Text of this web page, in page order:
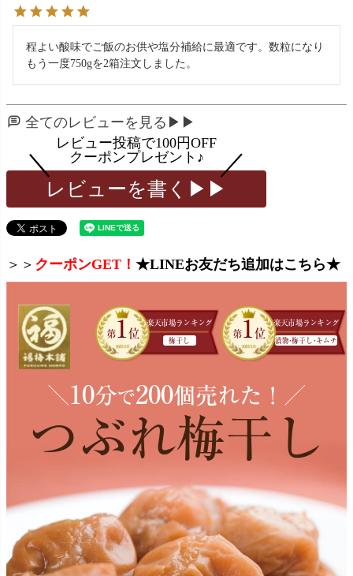
程よい酸味でご飯のお供や塩分補給に最適です。数粒になり
もう一度750gを2箱注文しました。
全てのレビューを見る▶▶
レビューを書く▶▶
＞＞ クーポンGET！ ★LINEお友だち追加はこちら★
第1 位
楽天市場ランキング
梅干し
第1位
楽天市場ランキング
漬物・梅干 し・ キムチ
＼ 10分で200個売れた！／
つぶれ梅干し